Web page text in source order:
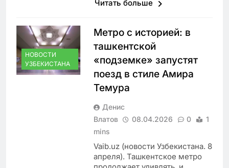
Читать больше
НОВОСТИ
УЗБЕКИСТАНА
Метро с историей: в
ташкентской
«подземке» запустят
поезд в стиле Амира
Темура
Денис
Влатов
08.04.2026 0
1
mins
Vaib.uz (новости Узбекистана. 8
апреля). Ташкентское метро